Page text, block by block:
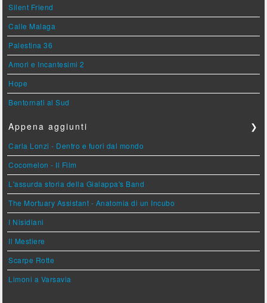
Silent Friend
Calle Malaga
Palestina 36
Amori e Incantesimi 2
Hope
Bentornati al Sud
Appena aggiunti ❯
Carla Lonzi - Dentro e fuori dal mondo
Cocomelon - Il Film
L'assurda storia della Gialappa's Band
The Mortuary Assistant - Anatomia di un Incubo
I Nisidiani
Il Mestiere
Scarpe Rotte
Limoni a Varsavia